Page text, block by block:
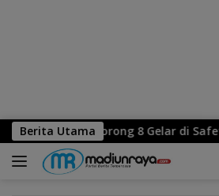
Berita Utama
Jatim Borong 8 Gelar di Safety Riding